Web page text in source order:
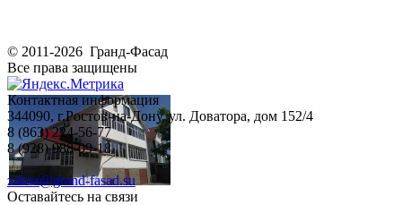
© 2011-2026 Гранд-Фасад
Все права защищены
Контактная информация
344090, г.Ростов-на-Дону, ул. Доватора, дом 152/4
8 (863) 224-56-77
8 (928) 988-09-18
zakaz@grand-fasad.su
Оставайтесь на связи